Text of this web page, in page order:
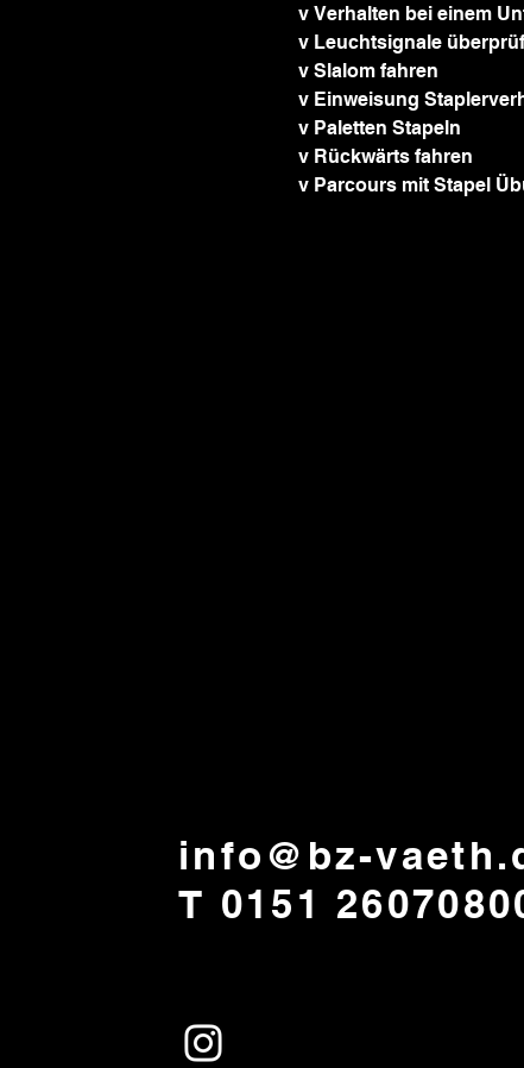
v Verhalten bei einem
v Leuchtsignale
v Slalom fahren
v Einweisung
v Paletten Stapeln
v Rückwärts fahren
v Parcours mit Stapel
info@bz-
T 0151